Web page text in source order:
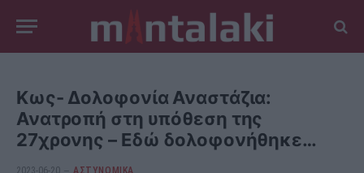
Κως- Δολοφονία Αναστάζια:
Ανατροπή στη υπόθεση της
27χρονης – Εδώ δολοφονήθηκε…
2023-06-20 ΑΣΤΥΝΟΜΙΚΑ